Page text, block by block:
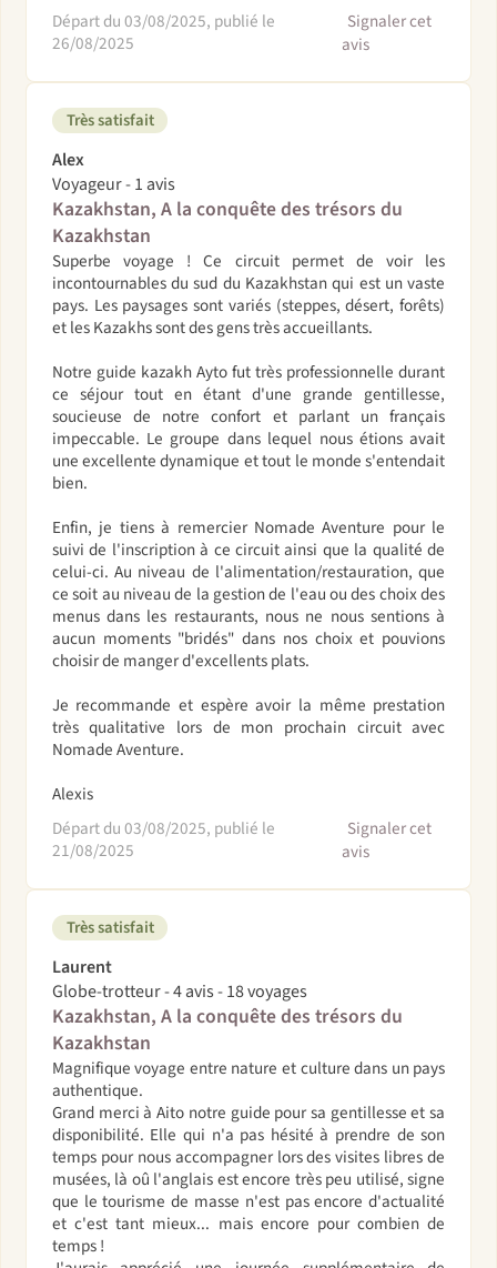
Départ du 03/08/2025, publié le
26/08/2025
Signaler cet
avis
Très satisfait
Alex
Voyageur - 1 avis
Kazakhstan, A la conquête des trésors du
Kazakhstan
Superbe voyage ! Ce circuit permet de voir les
incontournables du sud du Kazakhstan qui est un vaste
pays. Les paysages sont variés (steppes, désert, forêts)
et les Kazakhs sont des gens très accueillants.
Notre guide kazakh Ayto fut très professionnelle durant
ce séjour tout en étant d'une grande gentillesse,
soucieuse de notre confort et parlant un français
impeccable. Le groupe dans lequel nous étions avait
une excellente dynamique et tout le monde s'entendait
bien.
Enfin, je tiens à remercier Nomade Aventure pour le
suivi de l'inscription à ce circuit ainsi que la qualité de
celui-ci. Au niveau de l'alimentation/restauration, que
ce soit au niveau de la gestion de l'eau ou des choix des
menus dans les restaurants, nous ne nous sentions à
aucun moments "bridés" dans nos choix et pouvions
choisir de manger d'excellents plats.
Je recommande et espère avoir la même prestation
très qualitative lors de mon prochain circuit avec
Nomade Aventure.
Alexis
Départ du 03/08/2025, publié le
21/08/2025
Signaler cet
avis
Très satisfait
Laurent
Globe-trotteur - 4 avis - 18 voyages
Kazakhstan, A la conquête des trésors du
Kazakhstan
Magnifique voyage entre nature et culture dans un pays
authentique.
Grand merci à Aito notre guide pour sa gentillesse et sa
disponibilité. Elle qui n'a pas hésité à prendre de son
temps pour nous accompagner lors des visites libres de
musées, là oû l'anglais est encore très peu utilisé, signe
que le tourisme de masse n'est pas encore d'actualité
et c'est tant mieux... mais encore pour combien de
temps !